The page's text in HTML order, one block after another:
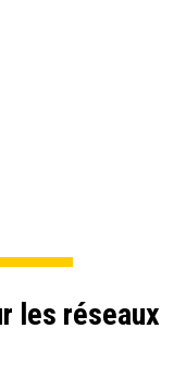
les réseaux